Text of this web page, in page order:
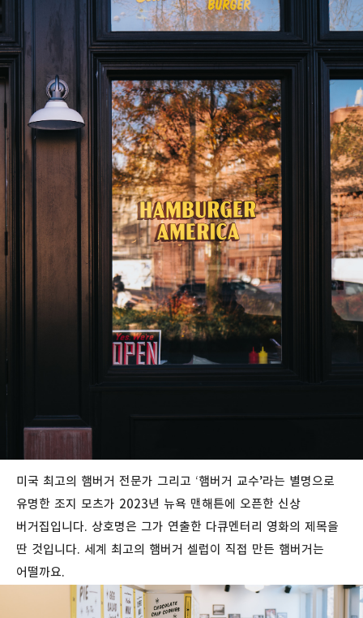
미국 최고의 햄버거 전문가 그리고 ‘햄버거 교수’라는 별명으로
유명한 조지 모츠가 2023년 뉴욕 맨해튼에 오픈한 신상
버거집입니다. 상호명은 그가 연출한 다큐멘터리 영화의 제목을
딴 것입니다. 세계 최고의 햄버거 셀럽이 직접 만든 햄버거는
어떨까요.